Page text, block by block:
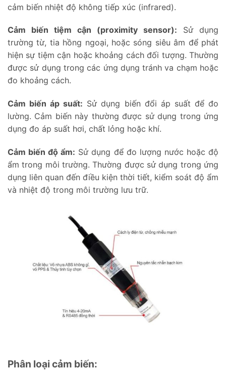
cảm biến nhiệt độ không tiếp xúc (infrared).
Cảm biến tiệm cận (proximity sensor): Sử dụng
trường từ, tia hồng ngoại, hoặc sóng siêu âm để phát
hiện sự tiệm cận hoặc khoảng cách đối tượng. Thường
được sử dụng trong các ứng dụng tránh va chạm hoặc
đo khoảng cách.
Cảm biến áp suất: Sử dụng biến đổi áp suất để đo
lường. Cảm biến này thường được sử dụng trong ứng
dụng đo áp suất hơi, chất lỏng hoặc khí.
Cảm biến độ ẩm: Sử dụng để đo lượng nước hoặc độ
ẩm trong môi trường. Thường được sử dụng trong ứng
dụng liên quan đến điều kiện thời tiết, kiểm soát độ ẩm
và nhiệt độ trong môi trường lưu trữ.
Phân loại cảm biến: